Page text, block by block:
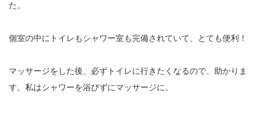
た。
個室の中にトイレもシャワー室も完備されていて、とても便利！
マッサージをした後、必ずトイレに行きたくなるので、助かりま
す。私はシャワーを浴びずにマッサージに。